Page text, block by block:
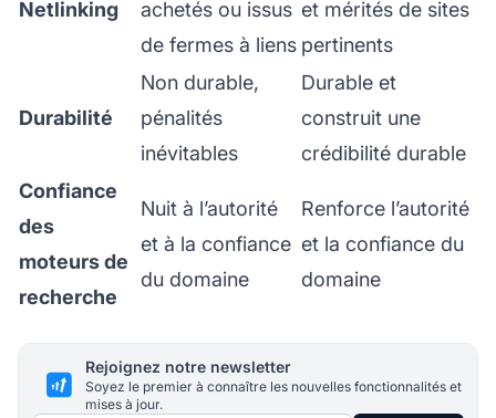
Netlinking
achetés ou issus
de fermes à liens
et mérités de sites
pertinents
Durabilité
Non durable,
pénalités
inévitables
Durable et
construit une
crédibilité durable
Confiance
des
moteurs de
recherche
Nuit à l’autorité
et à la confiance
du domaine
Renforce l’autorité
et la confiance du
domaine
Rejoignez notre newsletter
Soyez le premier à connaître les nouvelles fonctionnalités et
mises à jour.